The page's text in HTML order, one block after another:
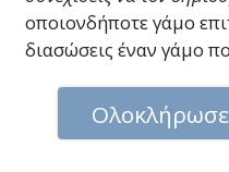
οποιονδήποτε γάμο
διασώσεις έναν γάμο